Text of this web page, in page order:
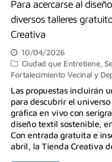
Para acercarse al
diversos talleres
Creativa
10/04/2026
Ciudad que Entretiene,
Fortalecimiento Vecinal y
Las propuestas incluirán
para descubrir el
gráfica en vivo con
diseño textil sostenible,
Con entrada gratuita e
abril, la Tienda Creativa